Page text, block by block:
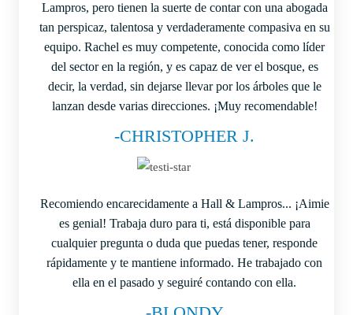
Lampros, pero tienen la suerte de contar con una abogada
tan perspicaz, talentosa y verdaderamente compasiva en su
equipo. Rachel es muy competente, conocida como líder
del sector en la región, y es capaz de ver el bosque, es
decir, la verdad, sin dejarse llevar por los árboles que le
lanzan desde varias direcciones. ¡Muy recomendable!
-CHRISTOPHER J.
Recomiendo encarecidamente a Hall & Lampros... ¡Aimie
es genial! Trabaja duro para ti, está disponible para
cualquier pregunta o duda que puedas tener, responde
rápidamente y te mantiene informado. He trabajado con
ella en el pasado y seguiré contando con ella.